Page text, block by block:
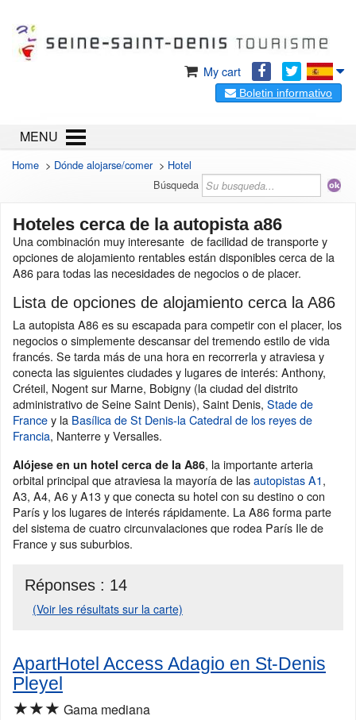
My cart
Boletin informativo
MENU
Home > Dónde alojarse/comer> Hotel
Búsqueda
Hoteles cerca de la autopista a86
Una combinación muy interesante de facilidad de transporte y
opciones de alojamiento rentables están disponibles cerca de la
A86 para todas las necesidades de negocios o de placer.
Lista de opciones de alojamiento cerca la A86
La autopista A86 es su escapada para competir con el placer, los
negocios o simplemente descansar del tremendo estilo de vida
francés. Se tarda más de una hora en recorrerla y atraviesa y
conecta las siguientes ciudades y lugares de interés: Anthony,
Créteil, Nogent sur Marne, Bobigny (la ciudad del distrito
administrativo de Seine Saint Denis), Saint Denis, Stade de
Francey la Basílica de St Denis-la Catedral de los reyes de
Francia, Nanterre y Versalles.
Alójese en un hotel cerca de la A86, la importante arteria
orbital principal que atraviesa la mayoría de lasautopistas A1,
A3, A4, A6 y A13 y que conecta su hotel con su destino o con
París y los lugares de interés rápidamente. La A86 forma parte
del sistema de cuatro circunvalaciones que rodea París Ile de
France y sus suburbios.
Réponses : 14
(Voir les résultats sur la carte)
ApartHotel Access Adagio en St-Denis
Pleyel
★★★ Gama mediana